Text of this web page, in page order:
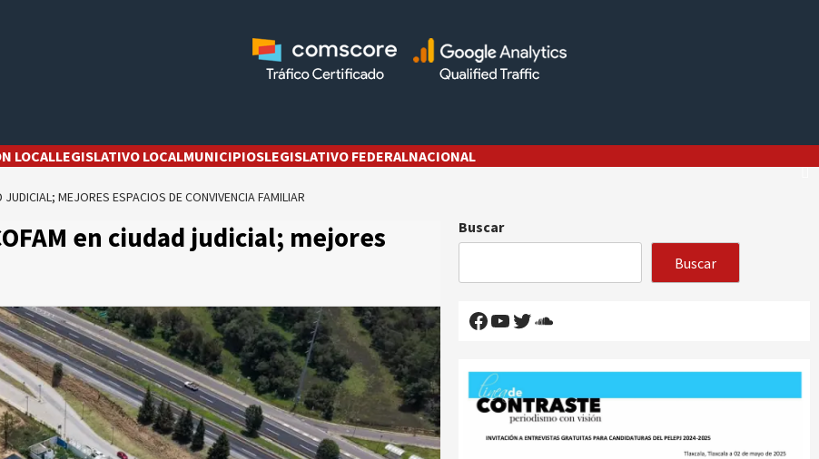
LOCALLEGISLATIVO LOCALMUNICIPIOSLEGISLATIVO FEDERALNACIONAL
MEJORES ESPACIOS DE CONVIVENCIA FAMILIAR
en ciudad judicial; mejores
Buscar
Buscar
Facebook
YouTube
Twitter
SoundCloud